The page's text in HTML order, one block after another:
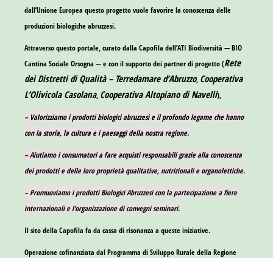
dall’Unione Europea questo progetto vuole favorire la conoscenza delle
produzioni biologiche abruzzesi.
Attraverso questo portale, curato dalla Capofila dell’ATI Biodiversità —BIO
Cantina Sociale Orsogna — e con il supporto dei partner di progetto (Rete
dei Distretti di Qualità – Terredamare d’Abruzzo, Cooperativa
L’Olivicola Casolana, Cooperativa Altopiano di Navelli),
– Valorizziamo i prodotti biologici abruzzesi e il profondo legame che hanno
con la storia, la cultura e i paesaggi della nostra regione.
– Aiutiamo i consumatori a fare acquisti responsabili grazie alla conoscenza
dei prodotti e delle loro proprietà qualitative, nutrizionali e organolettiche.
– Promuoviamo i prodotti Biologici Abruzzesi con la partecipazione a fiere
internazionali e l’organizzazione di convegni seminari.
Il sito della Capofila fa da cassa di risonanza a queste iniziative.
Operazione cofinanziata dal Programma di Sviluppo Rurale della Regione